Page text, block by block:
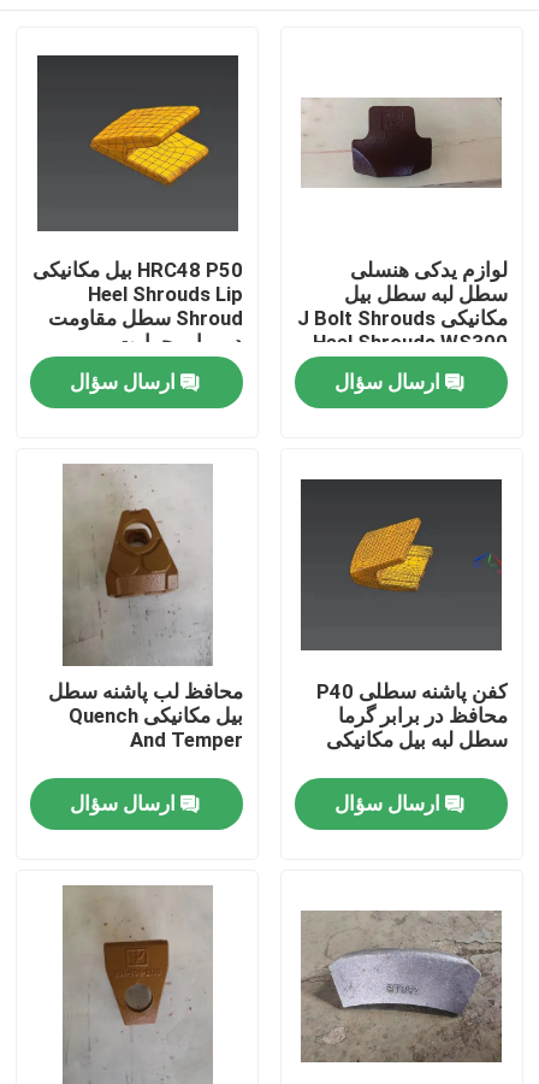
صفحه اصلی
کنترل کیفیت
درخواست نقل قول
دندان سطلی بیل مکانیکی کوماتسو
لوازم یدکی هنسلی
سطل لبه سطل بیل
مکانیکی J Bolt Shrouds
Heel Shrouds WS300
ارسال سؤال
HRC48 P50 بیل مکانیکی
Heel Shrouds Lip
Shroud سطل مقاومت
در برابر حرارت
ارسال سؤال
کفن پاشنه سطلی P40
محافظ در برابر گرما
سطل لبه بیل مکانیکی
ارسال سؤال
محافظ لب پاشنه سطل
بیل مکانیکی Quench
And Temper
ارسال سؤال